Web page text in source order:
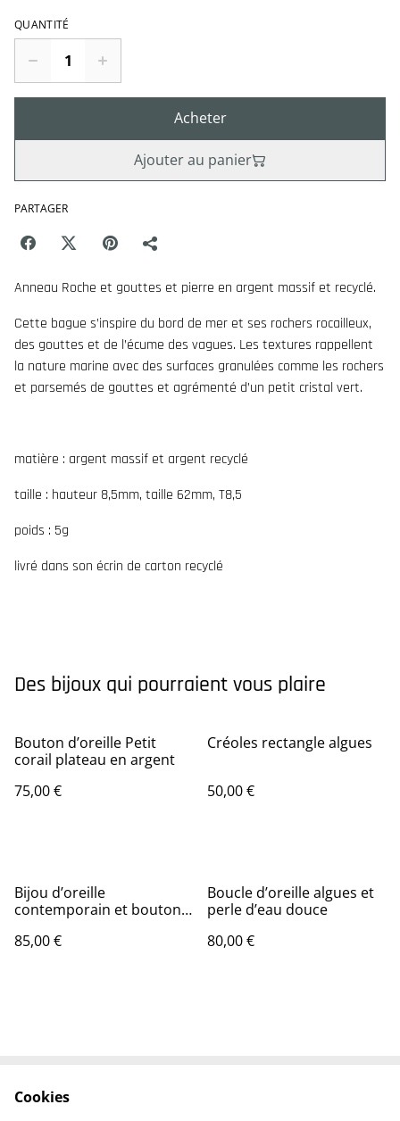
QUANTITÉ
Acheter
Ajouter au panier
PARTAGER
Anneau Roche et gouttes et pierre en argent massif et recyclé.
Cette bague s’inspire du bord de mer et ses rochers rocailleux,
des gouttes et de l’écume des vagues. Les textures rappellent
la nature marine avec des surfaces granulées comme les rochers
et parsemés de gouttes et agrémenté d’un petit cristal vert.
matière : argent massif et argent recyclé
taille : hauteur 8,5mm, taille 62mm, T8,5
poids : 5g
livré dans son écrin de carton recyclé
Des bijoux qui pourraient vous plaire
Bouton d’oreille Petit
corail plateau en argent
75,00 €
Créoles rectangle algues
50,00 €
Bijou d’oreille
contemporain et bouton
en argent
85,00 €
Boucle d’oreille algues et
perle d’eau douce
80,00 €
Cookies